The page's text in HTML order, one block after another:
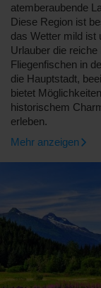
atemberaubende
Diese Region ist
das Wetter mild ist
Urlauber die
Fliegenfischen in
die Hauptstadt,
bietet
historischem
erleben.
Mehr anzeigen